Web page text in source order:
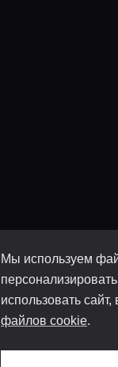
Мы используем
использовать
файлов cookie.